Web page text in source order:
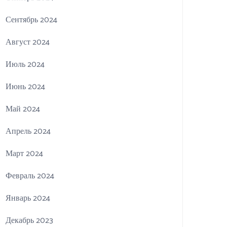
Сентябрь 2024
Август 2024
Июль 2024
Июнь 2024
Май 2024
Апрель 2024
Март 2024
Февраль 2024
Январь 2024
Декабрь 2023